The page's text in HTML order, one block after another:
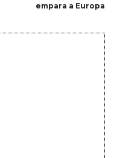
empara a Europa